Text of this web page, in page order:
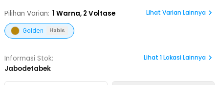
Pilihan Varian: 1 Warna, 2 Voltase Lihat Varian Lainnya
Golden Habis
Informasi Stok:
Jabodetabek
Lihat 1Lokasi Lainnya